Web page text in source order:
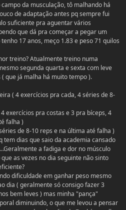
da musculação, tô malhando há
de adaptação antes pq sempre fui
suficiente pra aguentar vários
que dá pra começar a pegar um
17 anos, meço 1.83 e peso 71 quilos
treino? Atualmente treino numa
segunda quarta e sexta com leve
que já malha há muito tempo ).
( 4 exercícios pra cada, 4 séries de 8-
exercícios pra costas e 3 pra bíceps, 4
falha )
de 8-10 reps e na última até falha )
tem dias que saio da academia cansado
a fadiga e dor no músculo
as vezes no dia seguinte não sinto
dificuldade em ganhar peso mesmo
dia ( geralmente só consigo fazer 3
bem leves ) mas minha "pança"
diminuindo, o que me levou a pensar